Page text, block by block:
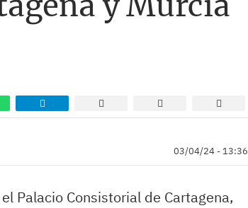
03/04/24 - 13:36
Palacio Consistorial de Cartagena,